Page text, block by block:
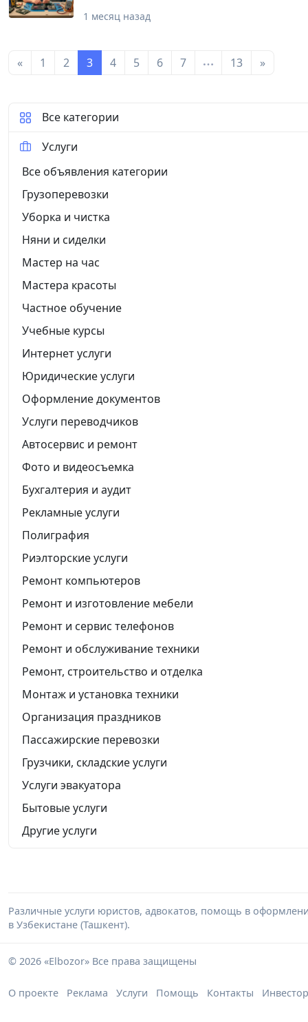
Иностранным студентам, поступающим в
1 месяц назад
« 1 2 3 4 5 6 7 13 »
Все категории
Услуги
Все объявления категории
Грузоперевозки
Уборка и чистка
Няни и сиделки
Мастер на час
Мастера красоты
Частное обучение
Учебные курсы
Интернет услуги
Юридические услуги
Оформление документов
Услуги переводчиков
Автосервис и ремонт
Фото и видеосъемка
Бухгалтерия и аудит
Рекламные услуги
Полиграфия
Риэлторские услуги
Ремонт компьютеров
Ремонт и изготовление мебели
Ремонт и сервис телефонов
Ремонт и обслуживание техники
Ремонт, строительство и отделка
Монтаж и установка техники
Организация праздников
Пассажирские перевозки
Грузчики, складские услуги
Услуги эвакуатора
Бытовые услуги
Другие услуги
Различные услуги юристов, адвокатов, помощь в
в Узбекистане (Ташкент).
© 2026 «Elbozor» Все права защищены
О проекте Реклама Услуги Помощь Контакты